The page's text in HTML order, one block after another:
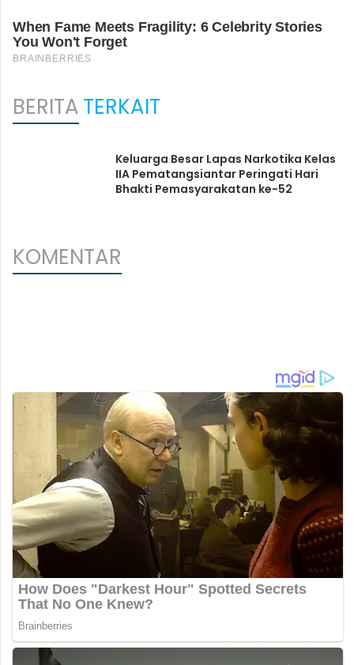
BERITATERKAIT
Keluarga Besar Lapas Narkotika Kelas
IIA Pematangsiantar Peringati Hari
Bhakti Pemasyarakatan ke-52
KOMENTAR